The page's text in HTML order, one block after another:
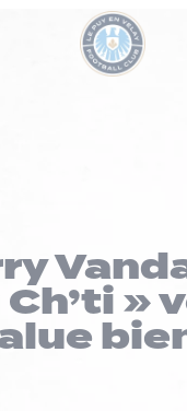
»
des cookies